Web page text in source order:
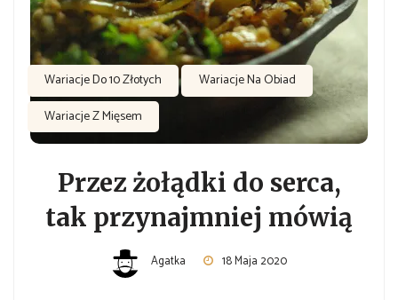
Wariacje Do 10 Złotych
Wariacje Na Obiad
Wariacje Z Mięsem
Przez żołądki do serca,
tak przynajmniej mówią
Agatka 18 Maja 2020